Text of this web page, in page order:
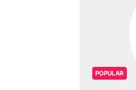
POPULAR